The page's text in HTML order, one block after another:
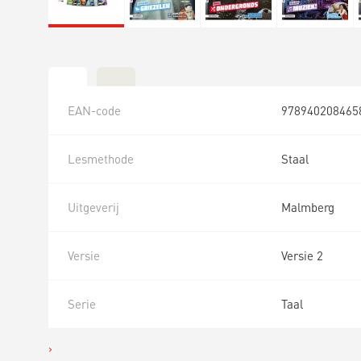
EAN-code
Lesmethode Staal
Uitgeverij Malmberg
Versie Versie 2
Serie Taal